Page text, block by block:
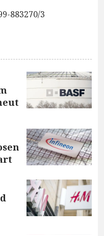
883270/3